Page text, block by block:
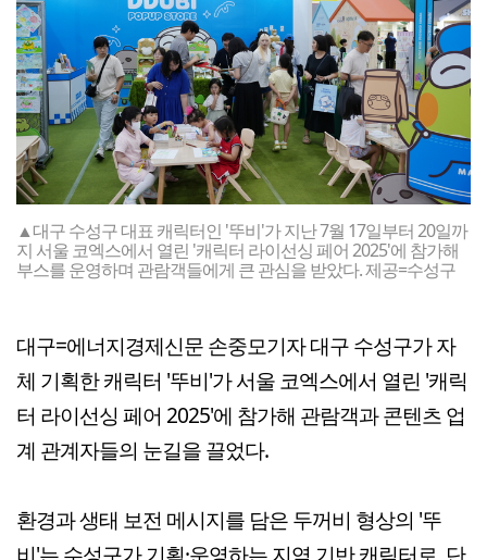
▲대구 수성구 대표 캐릭터인 '뚜비'가 지난 7월 17일부터 20일까
지 서울 코엑스에서 열린 '캐릭터 라이선싱 페어 2025'에 참가해
부스를 운영하며 관람객들에게 큰 관심을 받았다. 제공=수성구
대구=에너지경제신문 손중모기자 대구 수성구가 자
체 기획한 캐릭터 '뚜비'가 서울 코엑스에서 열린 '캐릭
터 라이선싱 페어 2025'에 참가해 관람객과 콘텐츠 업
계 관계자들의 눈길을 끌었다.
환경과 생태 보전 메시지를 담은 두꺼비 형상의 '뚜